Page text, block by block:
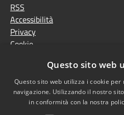
RSS
Accessibilità
Privacy
Cookie
Note Legali
Agenzia per l'Italia
digitale
Questo sito web
Questo sito web utilizza i cookie
navigazione. Utilizzando il nostro
in conformità con la nostra